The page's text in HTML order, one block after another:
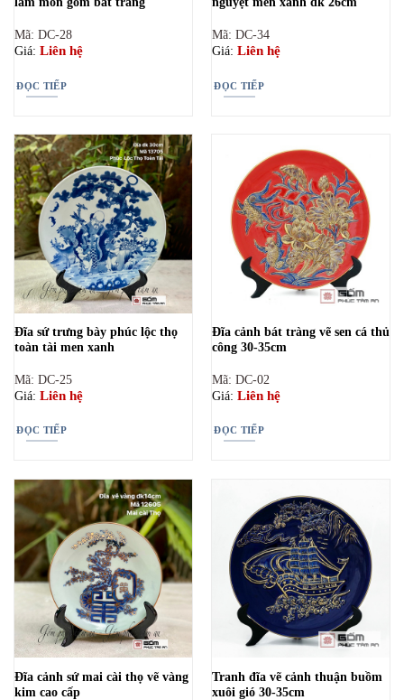
Mã: DC-28
Giá: Liên hệ
ĐỌC TIẾP
Mã: DC-34
Giá: Liên hệ
ĐỌC TIẾP
Đĩa sứ trưng bày phúc lộc thọ
toàn tài men xanh
Mã: DC-25
Giá: Liên hệ
ĐỌC TIẾP
Đĩa cảnh bát tràng vẽ sen cá thủ
công 30-35cm
Mã: DC-02
Giá: Liên hệ
ĐỌC TIẾP
Đĩa cảnh sứ mai cài thọ vẽ vàng
kim cao cấp
Tranh đĩa vẽ cảnh thuận buồm
xuôi gió 30-35cm